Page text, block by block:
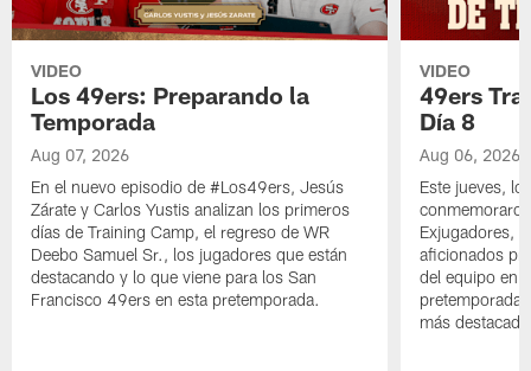
VIDEO
Los 49ers: Preparando la
Temporada
Aug 07, 2026
En el nuevo episodio de #Los49ers, Jesús
Zárate y Carlos Yustis analizan los primeros
días de Training Camp, el regreso de WR
Deebo Samuel Sr., los jugadores que están
destacando y lo que viene para los San
Francisco 49ers en esta pretemporada.
VIDEO
49ers
Día 8
Aug 06, 2026
Este jueves,
Exjugadores,
aficionados
del equipo en
pretemporada
más